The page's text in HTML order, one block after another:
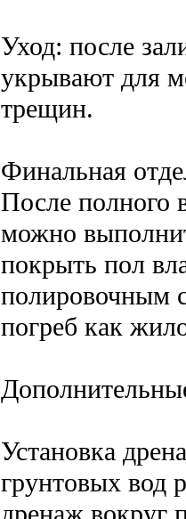
Уход: после
укрывают для
трещин.
Финальная
После полного
можно
покрыть пол
полировочным
погреб как
Установка
грунтовых вод